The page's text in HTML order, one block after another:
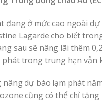
đang ở mức cao ngoài
Lagarde cho biết
sau sẽ nâng lãi thêm
phát trong trung hạn vẫn
nâng dự báo lạm phát
cũng có thể chỉ tăng